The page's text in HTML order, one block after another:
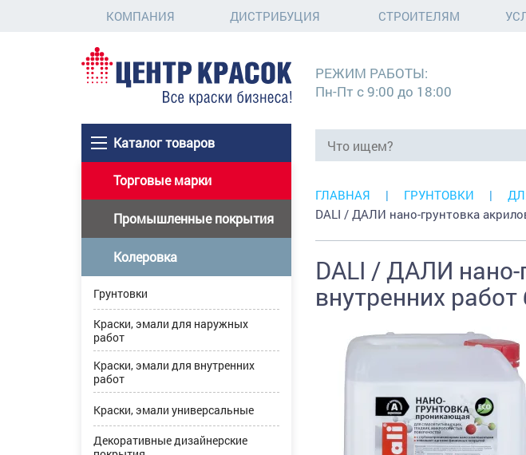
КОМПАНИЯ ДИСТРИБУЦИЯ СТРОИТЕЛЯМ
Каталог товаров
РЕЖИМ РАБОТЫ:
Пн-Пт с 9:00 до 18:00
Торговые марки
Промышленные покрытия
Колеровка
Грунтовки
Краски, эмали для наружных
работ
Краски, эмали для внутренних
работ
Краски, эмали универсальные
Декоративные дизайнерские
ГЛАВНАЯ ГРУНТОВКИ
DALI / ДАЛИ нано-грунтовка
DALI / ДАЛИ нано-
внутренних